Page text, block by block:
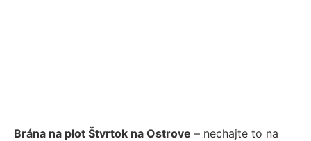
Brána na plot Štvrtok na Ostrove – nechajte to na